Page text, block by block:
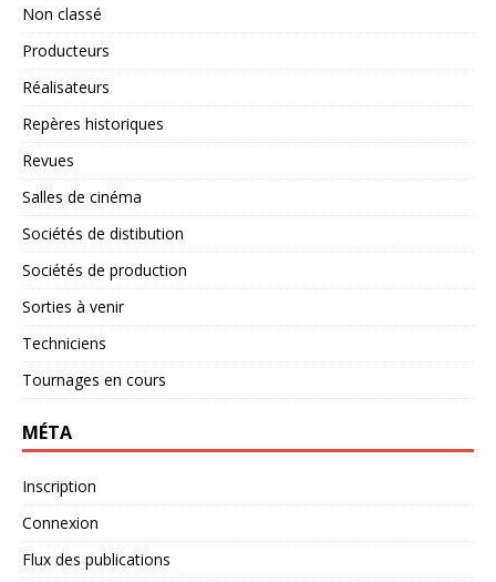
Non classé
Producteurs
Réalisateurs
Repères historiques
Revues
Salles de cinéma
Sociétés de distibution
Sociétés de production
Sorties à venir
Techniciens
Tournages en cours
MÉTA
Inscription
Connexion
Flux des publications